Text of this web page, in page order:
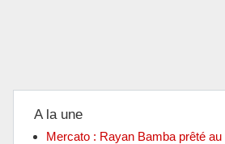
A la une
Mercato : Rayan Bamba prêté au